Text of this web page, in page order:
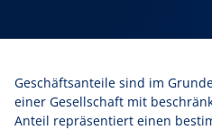
Geschäftsanteile sind im
einer Gesellschaft mit
Anteil repräsentiert einen